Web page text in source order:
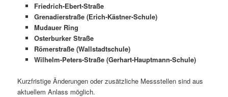
Friedrich-Ebert-Straße
Grenadierstraße (Erich-Kästner-Schule)
Mudauer Ring
Osterburker Straße
Römerstraße (Wallstadtschule)
Wilhelm-Peters-Straße (Gerhart-Hauptmann-Schule)
Kurzfristige Änderungen oder zusätzliche Messstellen sind aus
aktuellem Anlass möglich.